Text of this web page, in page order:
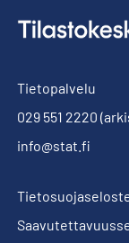
Tietopalvelu
029 551 2220
info@stat.fi